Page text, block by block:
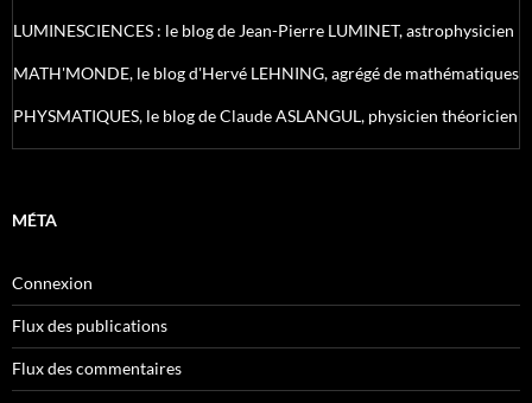
LUMINESCIENCES : le blog de Jean-Pierre LUMINET, astrophysicien
MATH'MONDE, le blog d'Hervé LEHNING, agrégé de mathématiques
PHYSMATIQUES, le blog de Claude ASLANGUL, physicien théoricien
MÉTA
Connexion
Flux des publications
Flux des commentaires